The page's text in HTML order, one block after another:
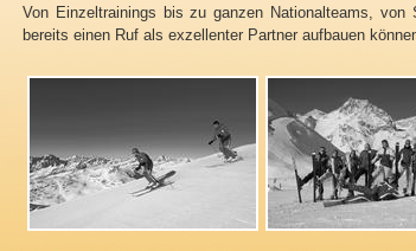
Von Einzeltrainings bis zu ganzen Nationalteams,
bereits einen Ruf als exzellenter Partner aufbauen